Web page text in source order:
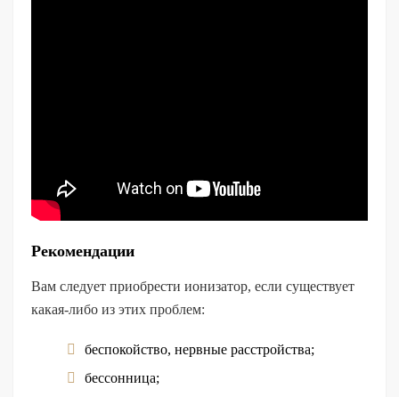
Рекомендации
Вам следует приобрести ионизатор, если существует
какая-либо из этих проблем:
беспокойство, нервные расстройства;
бессонница;